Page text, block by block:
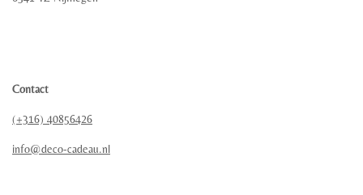
Contact
(+316) 40856426
info@deco-cadeau.nl